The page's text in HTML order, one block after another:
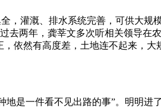
，灌溉、排水系统完善，可供大规
过去两年，龚莘文多次听相关领导在
依然有高度差，土地连不起来，
是一件看不见出路的事”。明明进